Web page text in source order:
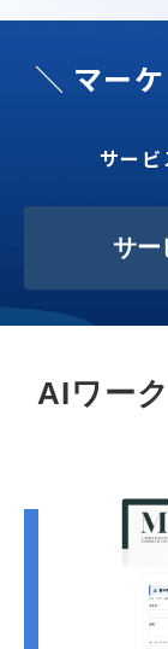
＼ マー
サー
サー
AIワー